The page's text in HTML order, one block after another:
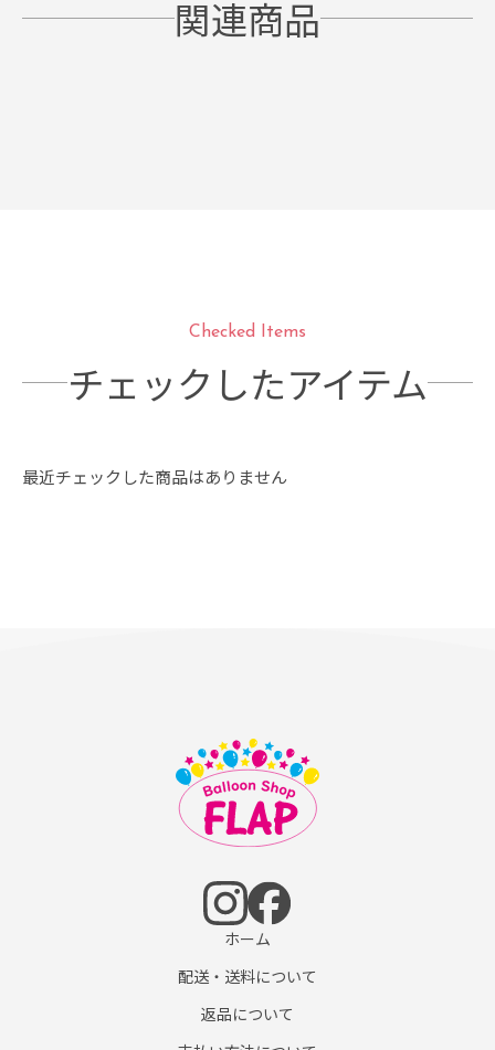
関連商品
Checked Items
チェックしたアイテム
最近チェックした商品はありません
ホーム
配送・送料について
返品について